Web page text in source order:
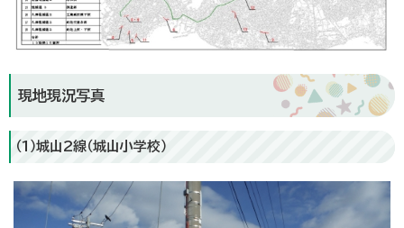
現地現況写真
（1）城山2線（城山小学校）